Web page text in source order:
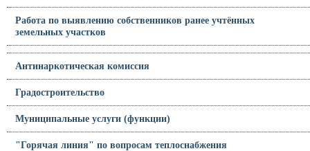
Работа по выявлению собственников ранее учтённых
земельных участков
Антинаркотическая комиссия
Градостроительство
Муниципальные услуги (функции)
"Горячая линия" по вопросам теплоснабжения